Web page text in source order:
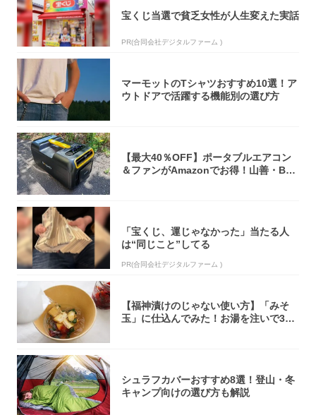
宝くじ当選で貧乏女性が人生変えた実話
PR(合同会社デジタルファーム )
マーモットのTシャツおすすめ10選！ア
ウトドアで活躍する機能別の選び方
【最大40％OFF】ポータブルエアコン
＆ファンがAmazonでお得！山善・Bo
「宝くじ、運じゃなかった」当たる人
は“同じこと”してる
PR(合同会社デジタルファーム )
【福神漬けのじゃない使い方】「みそ
玉」に仕込んでみた！お湯を注いで30
シュラフカバーおすすめ8選！登山・冬
キャンプ向けの選び方も解説